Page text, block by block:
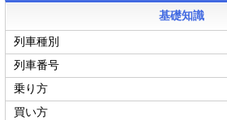
基礎知識
列車種別
列車番号
乗り方
買い方